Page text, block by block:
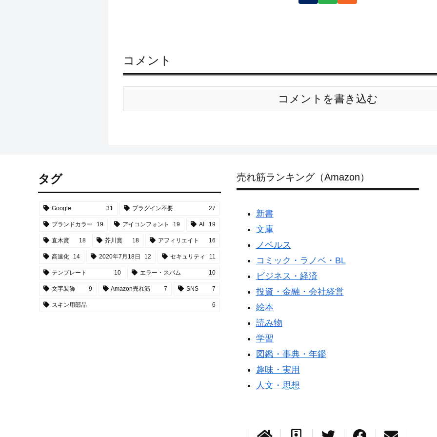
コメント
コメントを書き込む
タグ
Google 31 プラグイン不要 27
ブランドカラー 19 アイコンフォント 19 AI 19
直木賞 18 芥川賞 18 アフィリエイト 16
高速化 14 2020年7月18日 12 セキュリティ 11
テンプレート 10 エラー・スパム 10
文字装飾 9 Amazon売れ筋 7 SNS 7
スキン用部品 6
売れ筋ランキング（Amazon）
新書
文庫
ノベルス
コミック・ラノベ・BL
ビジネス・経済
投資・金融・会社経営
絵本
読み物
学習
図鑑・事典・年鑑
趣味・実用
人文・思想